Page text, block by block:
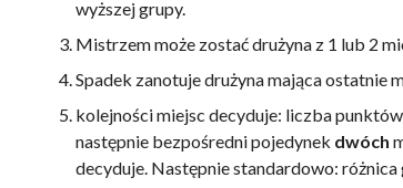
wyższej grupy.
Mistrzem może zostać drużyna z 1 lub 2
Spadek zanotuje drużyna mająca ostatnie
kolejności miejsc decyduje: liczba
następnie bezpośredni pojedynek dwóch
decyduje. Następnie standardowo: